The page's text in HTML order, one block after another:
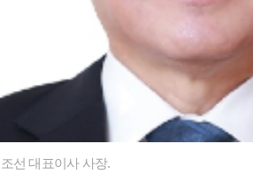
선 대표이사 사장.